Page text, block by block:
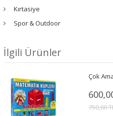
Kırtasiye
Spor & Outdoor
İlgili Ürünler
Çok
750,00